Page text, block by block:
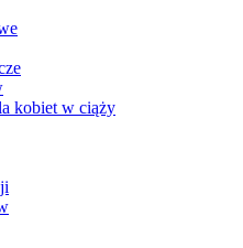
kobiet w ciąży